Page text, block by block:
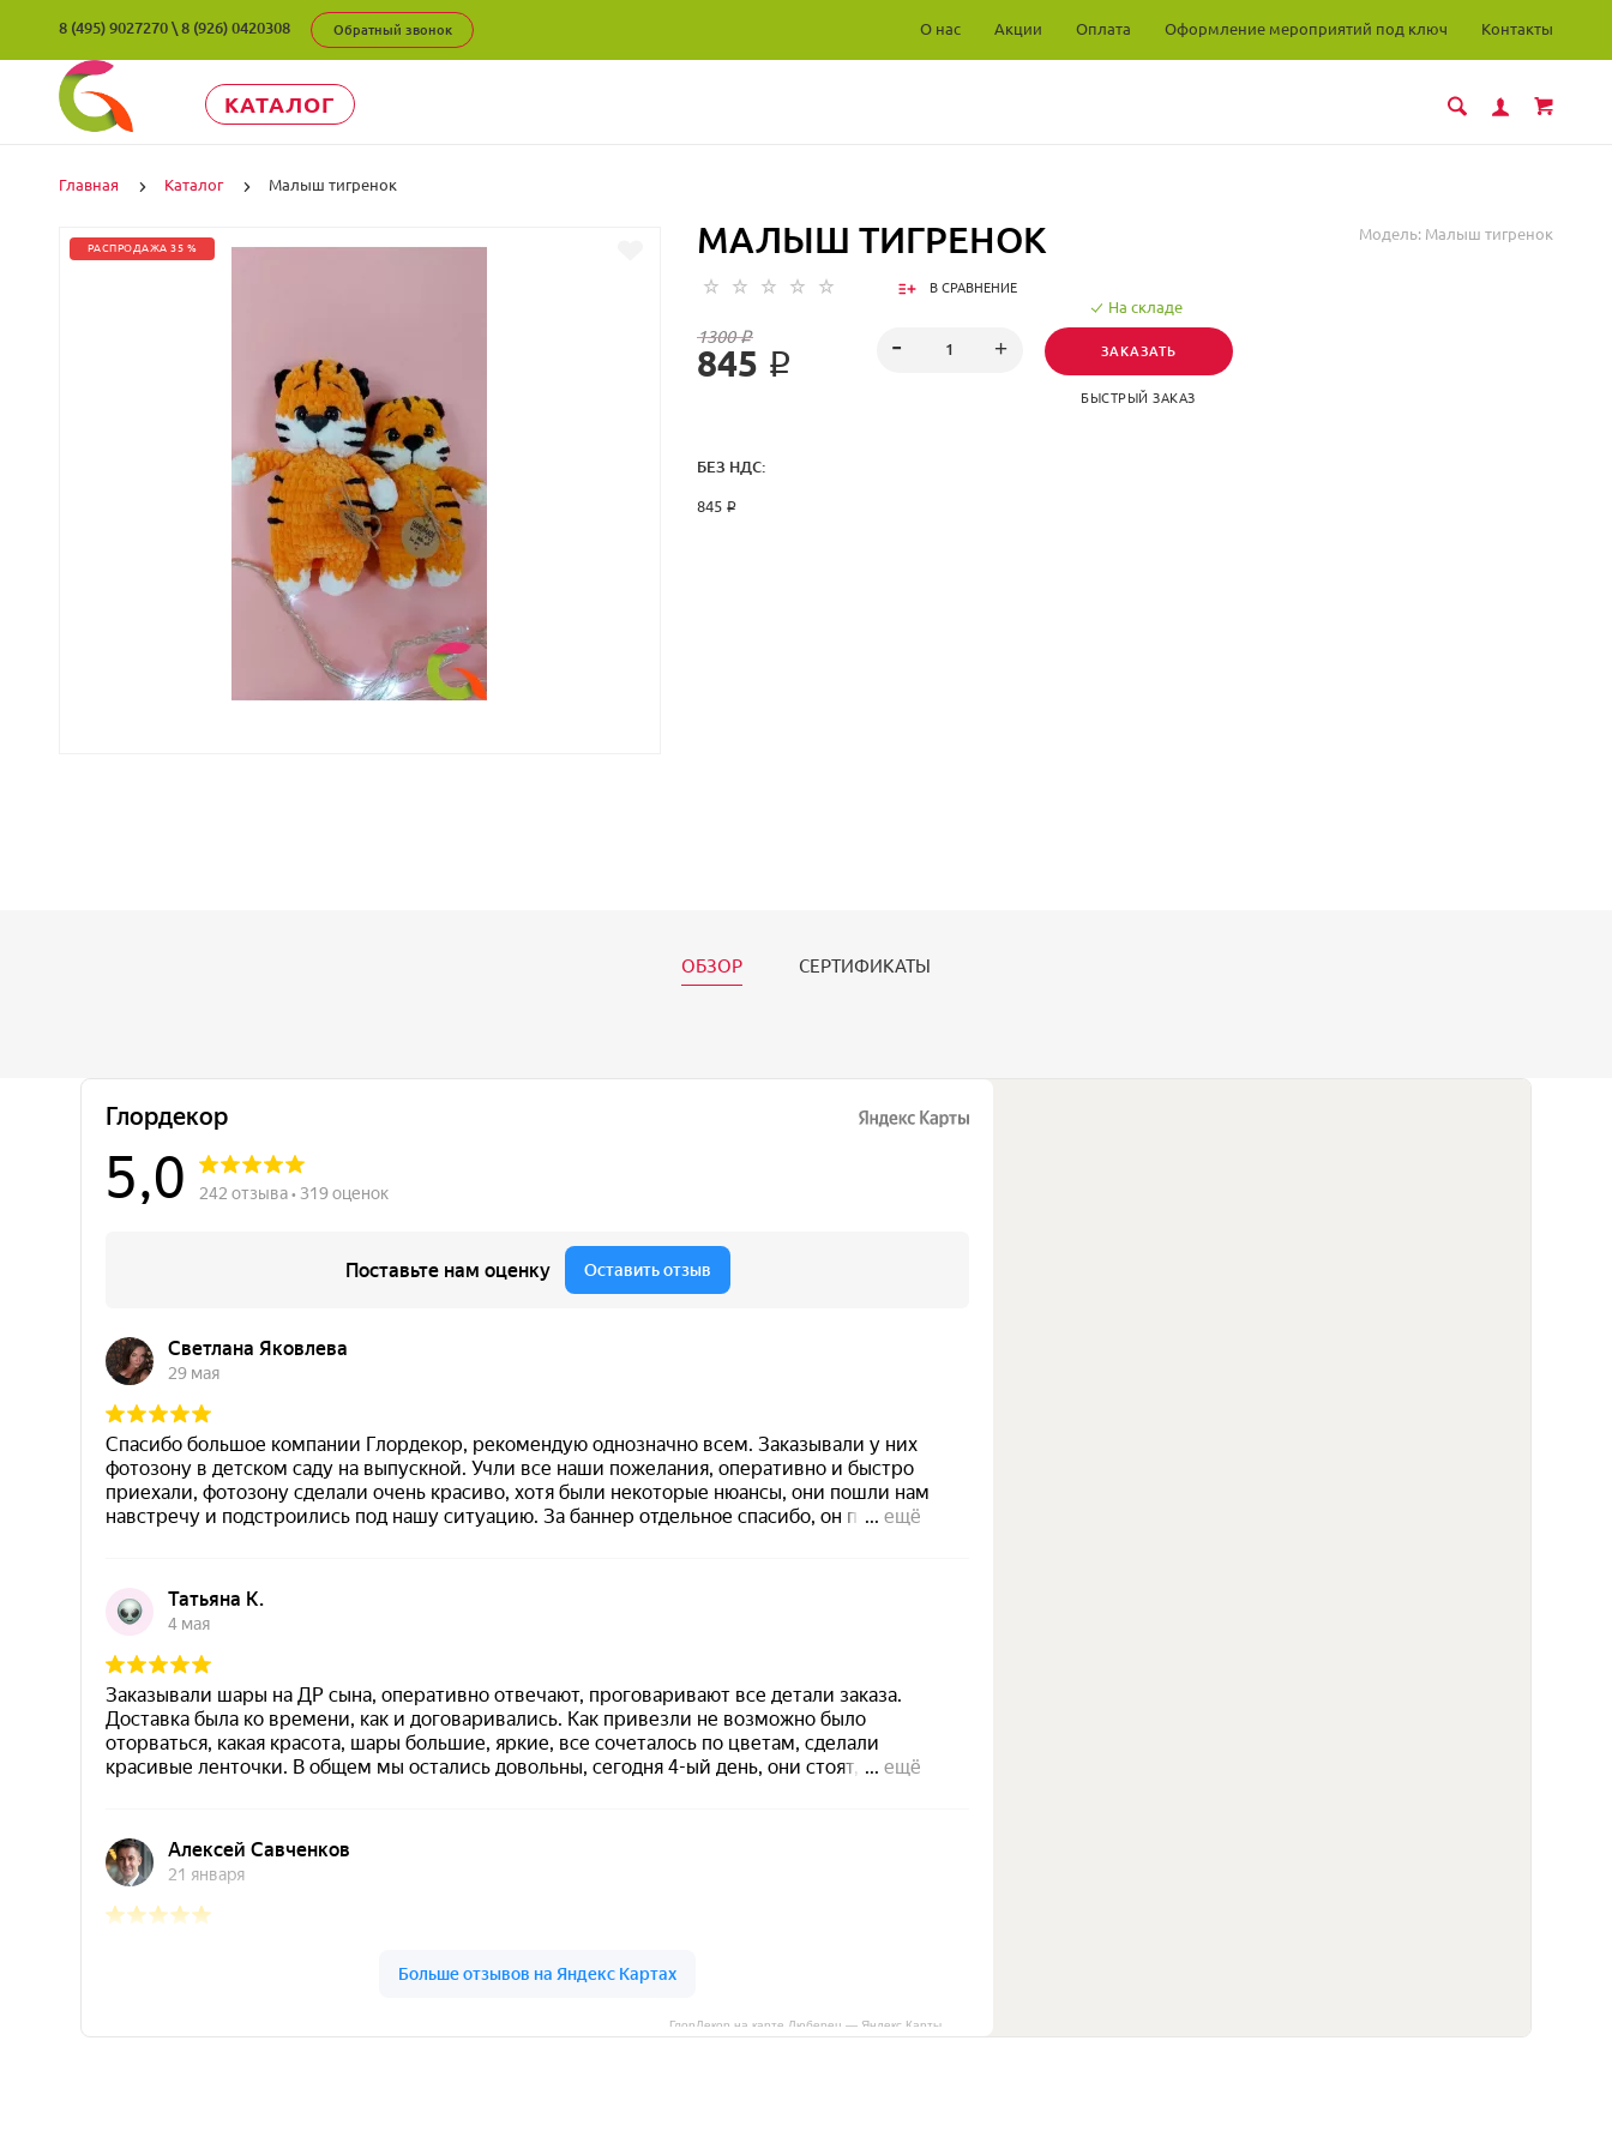
8 (495) 9027270 \ 8 (926) 0420308 Обратный звонок О нас Акции Оплата Оформление мероприятий под ключ Контакты
КАТАЛОГ
Главная Каталог Малыш тигренок
РАСПРОДАЖА 35 %
Модель: Малыш тигренок
МАЛЫШ ТИГРЕНОК
В СРАВНЕНИЕ
1300 ₽
845 ₽
На складе
ЗАКАЗАТЬ
БЫСТРЫЙ ЗАКАЗ
БЕЗ НДС:
845 ₽
ОБЗОР СЕРТИФИКАТЫ
ГлорДекор на карте Люберец — Яндекс Карты